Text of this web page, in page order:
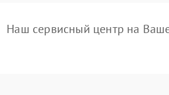
Наш сервисный центр на